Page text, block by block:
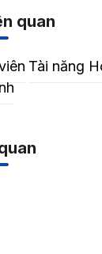
quan
Tài năng